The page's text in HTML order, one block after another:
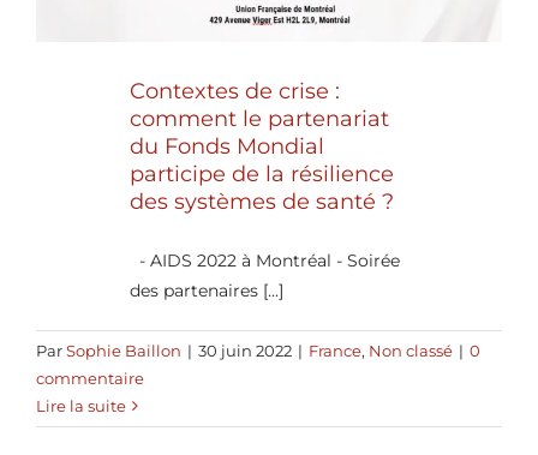
Contextes de crise :
comment le partenariat
du Fonds Mondial
participe de la résilience
des systèmes de santé ?
- AIDS 2022 à Montréal - Soirée
des partenaires [...]
ParSophie Baillon | 30 juin 2022 | France, Non classé | 0
commentaire
Lire la suite